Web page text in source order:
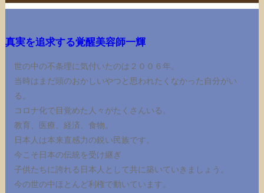
真実を追求する覚醒美容師一輝
世の中の不条理に気付いたのは２００６年。
当時はまだ頭のおかしいやつと思われたくなかった自分がい
る。
コロナ化で目覚めた人々がたくさんいる。
教育、医療、経済、食物。
日本人は本来直感力の鋭い民族です。
今こそ日本の伝統を受け継ぎ
子供たちに誇れる日本人として共に築いていきましょう。
今の世の中ほとんど利権で動いています。